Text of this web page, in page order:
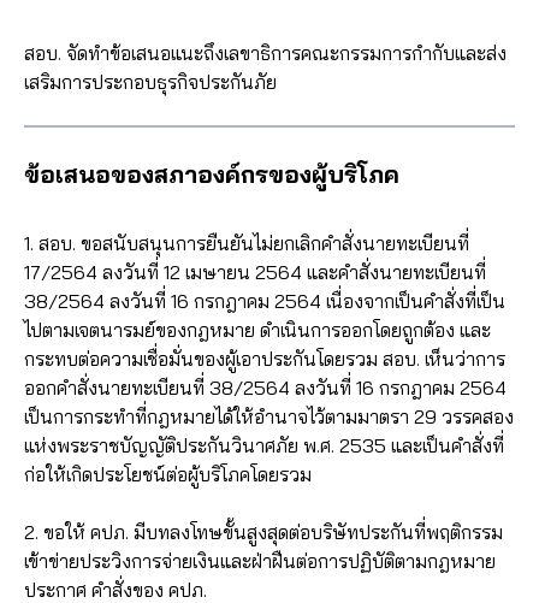
สอบ. จัดทำข้อเสนอแนะถึงเลขาธิการคณะกรรมการกำกับและส่ง
เสริมการประกอบธุรกิจประกันภัย
ข้อเสนอของสภาองค์กรของผู้บริโภค
1. สอบ. ขอสนับสนุนการยืนยันไม่ยกเลิกคำสั่งนายทะเบียนที่
17/2564 ลงวันที่ 12 เมษายน 2564 และคำสั่งนายทะเบียนที่
38/2564 ลงวันที่ 16 กรกฎาคม 2564 เนื่องจากเป็นคำสั่งที่เป็น
ไปตามเจตนารมย์ของกฎหมาย ดำเนินการออกโดยถูกต้อง และ
กระทบต่อความเชื่อมั่นของผู้เอาประกันโดยรวม สอบ. เห็นว่าการ
ออกคำสั่งนายทะเบียนที่ 38/2564 ลงวันที่ 16 กรกฎาคม 2564
เป็นการกระทำที่กฎหมายได้ให้อำนาจไว้ตามมาตรา 29 วรรคสอง
แห่งพระราชบัญญัติประกันวินาศภัย พ.ศ. 2535 และเป็นคำสั่งที่
ก่อให้เกิดประโยชน์ต่อผู้บริโภคโดยรวม
2. ขอให้ คปภ. มีบทลงโทษขั้นสูงสุดต่อบริษัทประกันที่พฤติกรรม
เข้าข่ายประวิงการจ่ายเงินและฝ่าฝืนต่อการปฏิบัติตามกฎหมาย
ประกาศ คำสั่งของ คปภ.